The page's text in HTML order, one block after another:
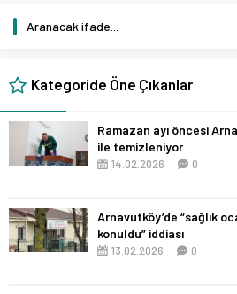
Kategoride Öne Çıkanlar
Ramazan ayı öncesi
ile temizleniyor
14.02.2026 0
Arnavutköy’de “sağlık
konuldu” iddiası
13.02.2026 0